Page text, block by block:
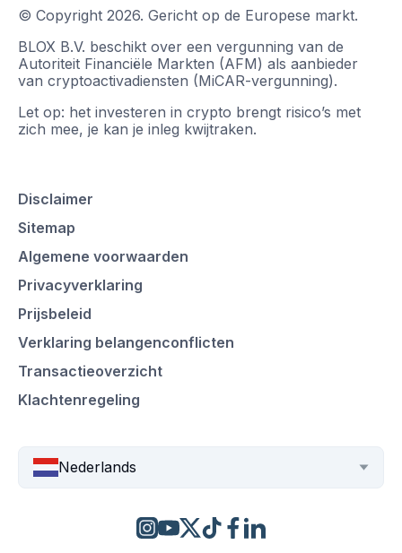
© Copyright 2026. Gericht op de Europese markt.
BLOX B.V. beschikt over een vergunning van de
Autoriteit Financiële Markten (AFM) als aanbieder
van cryptoactivadiensten (MiCAR-vergunning).
Let op: het investeren in crypto brengt risico’s met
zich mee, je kan je inleg kwijtraken.
Disclaimer
Sitemap
Algemene voorwaarden
Privacyverklaring
Prijsbeleid
Verklaring belangenconflicten
Transactieoverzicht
Klachtenregeling
Nederlands